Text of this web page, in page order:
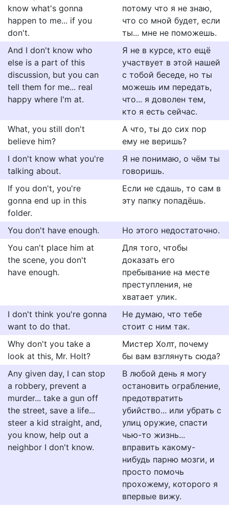
know what's gonna
happen to me... if you
don't.
потому что я не знаю,
что со мной будет, если
ты... мне не поможешь.
And I don't know who
else is a part of this
discussion, but you can
tell them for me... real
happy where I'm at.
Я не в курсе, кто ещё
участвует в этой нашей
с тобой беседе, но ты
можешь им передать,
что... я доволен тем,
кто я есть сейчас.
What, you still don't
believe him?
А что, ты до сих пор
ему не веришь?
I don't know what you're
talking about.
Я не понимаю, о чём ты
говоришь.
If you don't, you're
gonna end up in this
folder.
Если не сдашь, то сам в
эту папку попадёшь.
You don't have enough.
Но этого недостаточно.
You can't place him at
the scene, you don't
have enough.
Для того, чтобы
доказать его
пребывание на месте
преступления, не
хватает улик.
I don't think you're gonna
want to do that.
Не думаю, что тебе
стоит с ним так.
Why don't you take a
look at this, Mr. Holt?
Мистер Холт, почему
бы вам взглянуть сюда?
Any given day, I can stop
a robbery, prevent a
murder... take a gun off
the street, save a life...
steer a kid straight, and,
you know, help out a
neighbor I don't know.
В любой день я могу
остановить ограбление,
предотвратить
убийство... или убрать с
улиц оружие, спасти
чью-то жизнь...
вправить какому-
нибудь парню мозги, и
просто помочь
прохожему, которого я
впервые вижу.